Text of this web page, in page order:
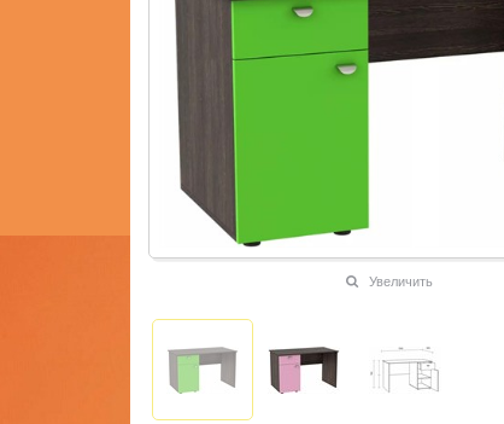
Увеличить